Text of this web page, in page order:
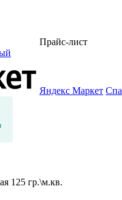
Прайс-лист
Яндекс Маркет
125 гр.\м.кв.